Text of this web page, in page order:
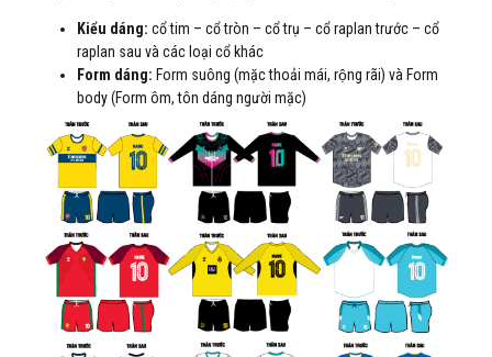
Kiểu dáng: cổ tim – cổ tròn – cổ trụ – cổ raplan trước – cổ
raplan sau và các loại cổ khác
Form dáng: Form suông (mặc thoải mái, rộng rãi) và Form
body (Form ôm, tôn dáng người mặc)